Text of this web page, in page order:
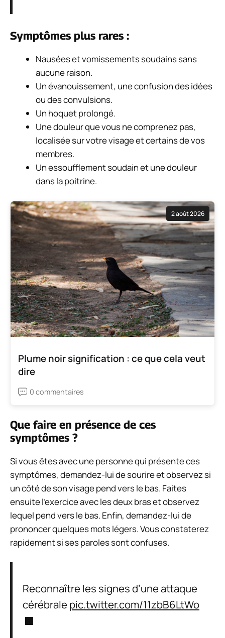
Symptômes plus rares :
Nausées et vomissements soudains sans
aucune raison.
Un évanouissement, une confusion des idées
ou des convulsions.
Un hoquet prolongé.
Une douleur que vous ne comprenez pas,
localisée sur votre visage et certains de vos
membres.
Un essoufflement soudain et une douleur
dans la poitrine.
2 août 2026
Plume noir signification : ce que cela veut
dire
0 commentaires
Que faire en présence de ces
symptômes ?
Si vous êtes avec une personne qui présente ces
symptômes, demandez-lui de sourire et observez si
un côté de son visage pend vers le bas. Faites
ensuite l’exercice avec les deux bras et observez
lequel pend vers le bas. Enfin, demandez-lui de
prononcer quelques mots légers. Vous constaterez
rapidement si ses paroles sont confuses.
Reconnaître les signes d’une attaque
cérébrale pic.twitter.com/11zbB6LtWo